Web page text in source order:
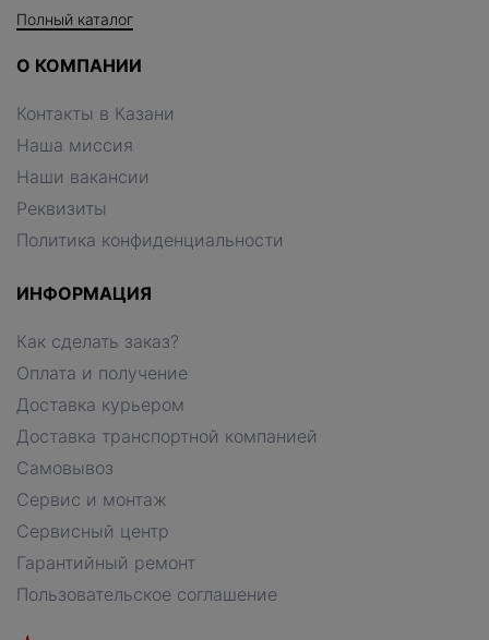
Полный каталог
О КОМПАНИИ
Контакты в Казани
Наша миссия
Наши вакансии
Реквизиты
Политика конфиденциальности
ИНФОРМАЦИЯ
Как сделать заказ?
Оплата и получение
Доставка курьером
Доставка транспортной компанией
Самовывоз
Сервис и монтаж
Сервисный центр
Гарантийный ремонт
Пользовательское соглашение